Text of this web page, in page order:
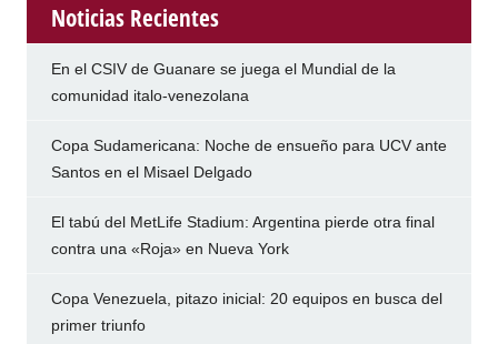
Noticias Recientes
En el CSIV de Guanare se juega el Mundial de la
comunidad italo-venezolana
Copa Sudamericana: Noche de ensueño para UCV ante
Santos en el Misael Delgado
El tabú del MetLife Stadium: Argentina pierde otra final
contra una «Roja» en Nueva York
Copa Venezuela, pitazo inicial: 20 equipos en busca del
primer triunfo